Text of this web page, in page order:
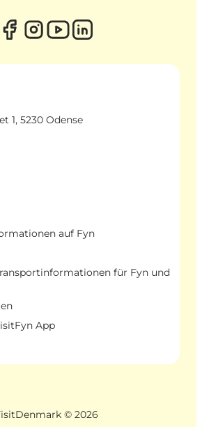
1, 5230 Odense
auf Fyn
für Fyn und
App
© 2026